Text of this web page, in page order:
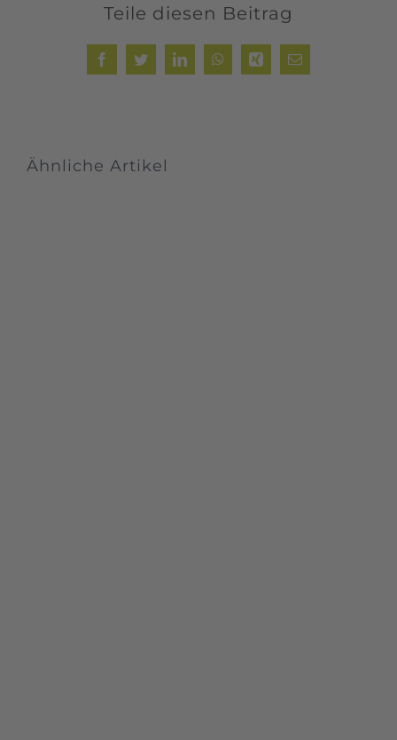
Teile diesen Beitrag
FacebookTwitterLinkedInWhatsApp
Xing
E-
Ähnliche Artikel